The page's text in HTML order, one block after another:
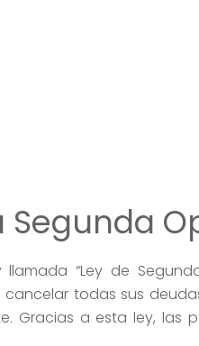
Segunda
“Ley de
todas sus
Gracias a esta ley, las